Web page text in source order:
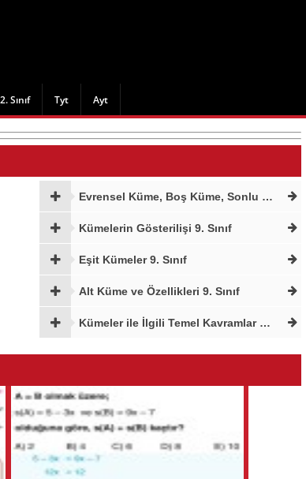
Sınıf Tyt Ayt
Evrensel Küme, Boş Küme, Sonlu ve Sonsuz Kümeler 9. Sınıf
Kümelerin Gösterilişi 9. Sınıf
Eşit Kümeler 9. Sınıf
Alt Küme ve Özellikleri 9. Sınıf
Kümeler ile İlgili Temel Kavramlar 9. Sınıf